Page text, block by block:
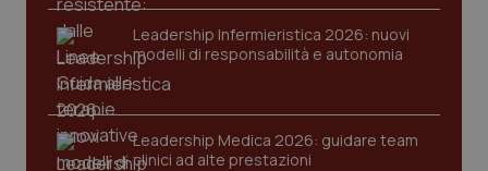
Leadership Infermieristica 2026: nuovi
modelli di responsabilità e autonomia
Leadership Medica 2026: guidare team
clinici ad alte prestazioni